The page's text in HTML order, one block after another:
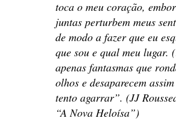
toca o meu coração,
juntas perturbem meus
de modo a fazer que eu
que sou e qual meu lugar.
apenas fantasmas que
olhos e desaparecem
tento agarrar”. (JJ
“A Nova Heloísa”)